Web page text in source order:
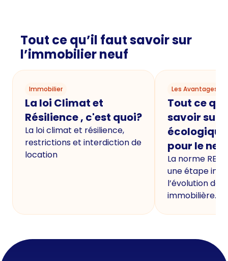
Tout ce qu’il faut savoir sur
l’immobilier neuf
Immobilier
La loi Climat et
Résilience , c'est quoi?
La loi climat et résilience,
restrictions et interdiction de
location
Les Avantages
Tout ce
savoir sur
écologique
pour le
La norme
une étape
l’évolution de
immobilière.